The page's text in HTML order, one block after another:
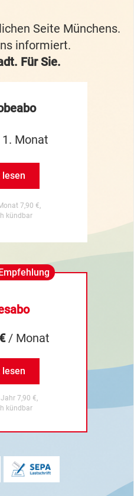
Seite Münchens.
informiert.
Für Sie.
Monat
7,90 €,
kündbar
/ Monat
7,90 €,
kündbar